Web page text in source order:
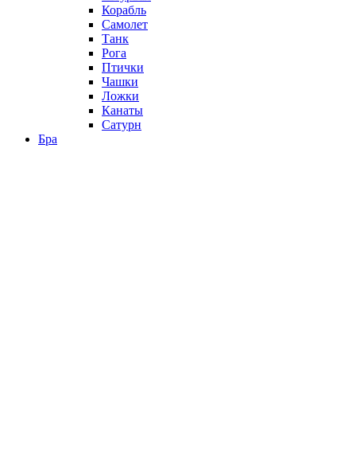
Корабль
Самолет
Танк
Рога
Птички
Чашки
Ложки
Канаты
Сатурн
Бра